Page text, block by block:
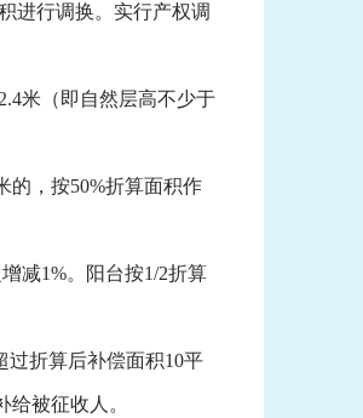
进行调换。实行产权调
米（即自然层高不少于
，按50%折算面积作
减1%。阳台按1/2折算
折算后补偿面积10平
被征收人。